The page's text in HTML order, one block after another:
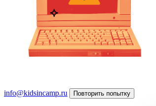
info@kidsincamp.ru
Повторить попытку